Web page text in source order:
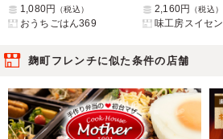
1,080円
（税込）
おうちごはん369
2,160円
（税込）
味工房スイセン
麹町フレンチに似た条件の店舗